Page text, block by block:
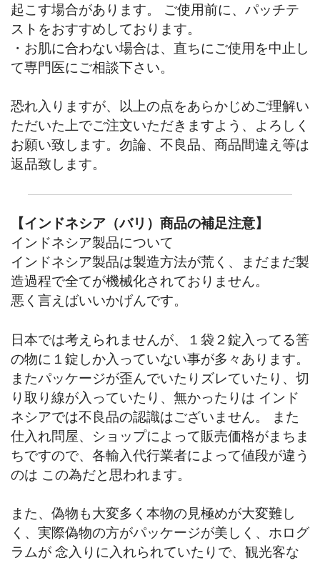
起こす場合があります。 ご使用前に、パッチテ
ストをおすすめしております。
・お肌に合わない場合は、直ちにご使用を中止し
て専門医にご相談下さい。
恐れ入りますが、以上の点をあらかじめご理解い
ただいた上でご注文いただきますよう、よろしく
お願い致します。勿論、不良品、商品間違え等は
返品致します。
【インドネシア（バリ）商品の補足注意】
インドネシア製品について
インドネシア製品は製造方法が荒く、まだまだ製
造過程で全てが機械化されておりません。
悪く言えばいいかげんです。
日本では考えられませんが、１袋２錠入ってる筈
の物に１錠しか入っていない事が多々あります。
またパッケージが歪んでいたりズレていたり、切
り取り線が入っていたり、無かったりは インド
ネシアでは不良品の認識はございません。 また
仕入れ問屋、ショップによって販売価格がまちま
ちですので、各輸入代行業者によって値段が違う
のは この為だと思われます。
また、偽物も大変多く本物の見極めが大変難し
く、実際偽物の方がパッケージが美しく、ホログ
ラムが 念入りに入れられていたりで、観光客な